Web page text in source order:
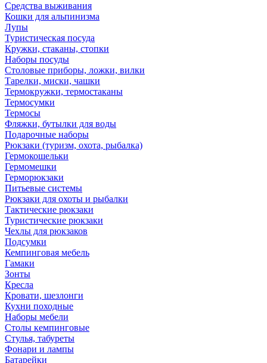
Средства выживания
Кошки для альпинизма
Лупы
Туристическая посуда
Кружки, стаканы, стопки
Наборы посуды
Столовые приборы, ложки, вилки
Тарелки, миски, чашки
Термокружки, термостаканы
Термосумки
Термосы
Фляжки, бутылки для воды
Подарочные наборы
Рюкзаки (туризм, охота, рыбалка)
Гермокошельки
Гермомешки
Герморюкзаки
Питьевые системы
Рюкзаки для охоты и рыбалки
Тактические рюкзаки
Туристические рюкзаки
Чехлы для рюкзаков
Подсумки
Кемпинговая мебель
Гамаки
Зонты
Кресла
Кровати, шезлонги
Кухни походные
Наборы мебели
Столы кемпинговые
Стулья, табуреты
Фонари и лампы
Батарейки